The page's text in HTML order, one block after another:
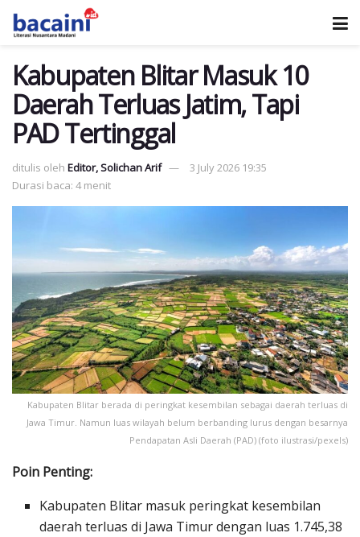
Kabupaten Blitar Masuk 10
Daerah Terluas Jatim, Tapi
PAD Tertinggal
ditulis oleh Editor, Solichan Arif
3 July 2026 19:35
Durasi baca: 4 menit
Kabupaten Blitar berada di peringkat kesembilan sebagai daerah terluas di
Jawa Timur. Namun luas wilayah belum berbanding lurus dengan besarnya
Pendapatan Asli Daerah (PAD) (foto ilustrasi/pexels)
Poin Penting:
Kabupaten Blitar masuk peringkat kesembilan
daerah terluas di Jawa Timur dengan luas 1.745,38